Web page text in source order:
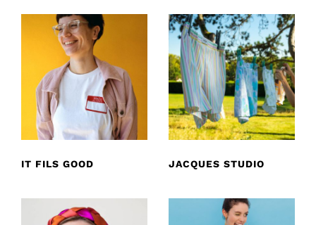
IT FILS GOOD JACQUES STUDIO